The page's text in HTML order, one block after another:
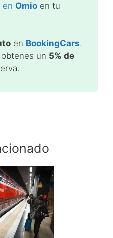
en Omio en tu
en BookingCars.
obtenes un 5% de